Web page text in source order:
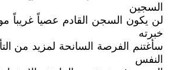
السجين
لن يكون السجن القادم عصياً غريباً
خبرته
سأغتنم الفرصة السانحة لمزيد من
النفس